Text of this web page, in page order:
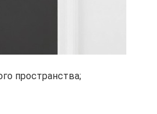
пространства;